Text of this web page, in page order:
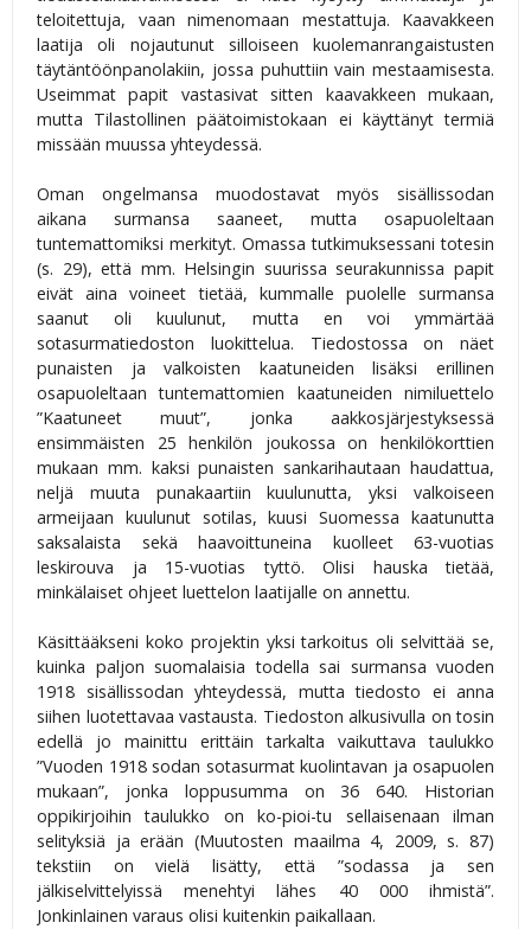
teloitettuja, vaan nimenomaan mestattuja. Kaavakkeen
laatija oli nojautunut silloiseen kuolemanrangaistusten
täytäntöönpanolakiin, jossa puhuttiin vain mestaamisesta.
Useimmat papit vastasivat sitten kaavakkeen mukaan,
mutta Tilastollinen päätoimistokaan ei käyttänyt termiä
missään muussa yhteydessä.
Oman ongelmansa muodostavat myös sisällissodan
aikana surmansa saaneet, mutta osapuoleltaan
tuntemattomiksi merkityt. Omassa tutkimuksessani totesin
(s. 29), että mm. Helsingin suurissa seurakunnissa papit
eivät aina voineet tietää, kummalle puolelle surmansa
saanut oli kuulunut, mutta en voi ymmärtää
sotasurmatiedoston luokittelua. Tiedostossa on näet
punaisten ja valkoisten kaatuneiden lisäksi erillinen
osapuoleltaan tuntemattomien kaatuneiden nimiluettelo
”Kaatuneet muut”, jonka aakkosjärjestyksessä
ensimmäisten 25 henkilön joukossa on henkilökorttien
mukaan mm. kaksi punaisten sankarihautaan haudattua,
neljä muuta punakaartiin kuulunutta, yksi valkoiseen
armeijaan kuulunut sotilas, kuusi Suomessa kaatunutta
saksalaista sekä haavoittuneina kuolleet 63-vuotias
leskirouva ja 15-vuotias tyttö. Olisi hauska tietää,
minkälaiset ohjeet luettelon laatijalle on annettu.
Käsittääkseni koko projektin yksi tarkoitus oli selvittää se,
kuinka paljon suomalaisia todella sai surmansa vuoden
1918 sisällissodan yhteydessä, mutta tiedosto ei anna
siihen luotettavaa vastausta. Tiedoston alkusivulla on tosin
edellä jo mainittu erittäin tarkalta vaikuttava taulukko
”Vuoden 1918 sodan sotasurmat kuolintavan ja osapuolen
mukaan”, jonka loppusumma on 36 640. Historian
oppikirjoihin taulukko on ko-pioi-tu sellaisenaan ilman
selityksiä ja erään (Muutosten maailma 4, 2009, s. 87)
tekstiin on vielä lisätty, että ”sodassa ja sen
jälkiselvittelyissä menehtyi lähes 40 000 ihmistä”.
Jonkinlainen varaus olisi kuitenkin paikallaan.